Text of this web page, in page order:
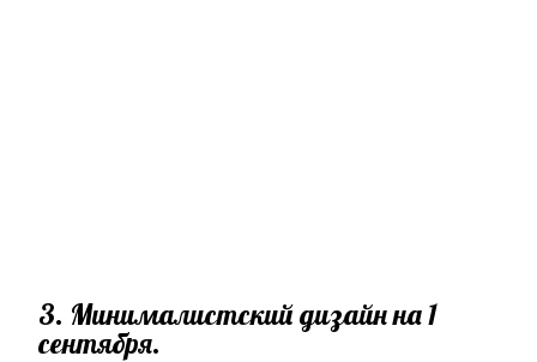
3. Минималистский дизайн на 1
сентября.